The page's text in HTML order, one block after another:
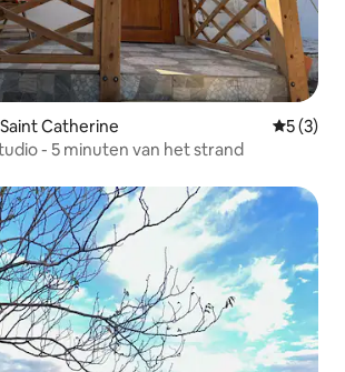
Catherine
5 (3)
- 5 minuten van het strand